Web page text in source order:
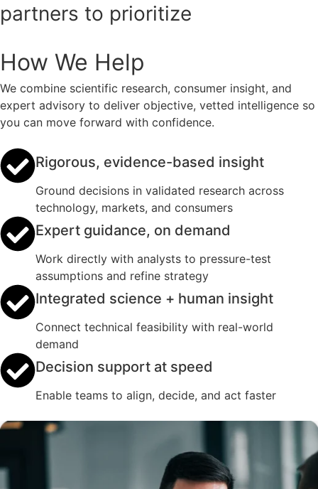
partners to prioritize
How We Help
We combine scientific research, consumer insight, and
expert advisory to deliver objective, vetted intelligence so
you can move forward with confidence.
Rigorous, evidence-based insight
Ground decisions in validated research across
technology, markets, and consumers
Expert guidance, on demand
Work directly with analysts to pressure-test
assumptions and refine strategy
Integrated science + human insight
Connect technical feasibility with real-world
demand
Decision support at speed
Enable teams to align, decide, and act faster